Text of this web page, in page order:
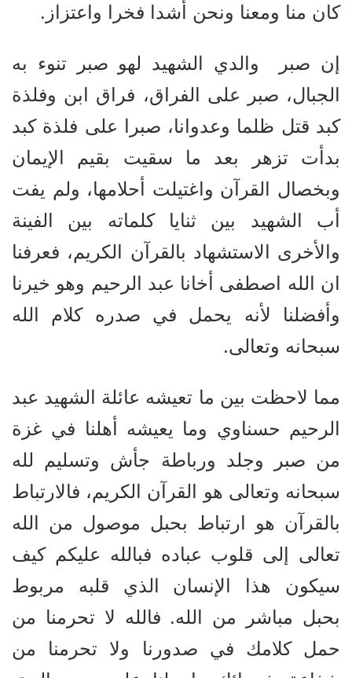
كان منا ومعنا ونحن أشدا فخرا واعتزاز.
إن صبر والدي الشهيد لهو صبر تنوء به
الجبال، صبر على الفراق، فراق ابن وفلذة
كبد قتل ظلما وعدوانا، صبرا على فلذة كبد
بدأت تزهر بعد ما سقيت بقيم الإيمان
وبخصال القرآن واغتيلت أحلامها، ولم يفت
أب الشهيد بين ثنايا كلماته بين الفينة
والأخرى الاستشهاد بالقرآن الكريم، فعرفنا
ان الله اصطفى أخانا عبد الرحيم وهو خيرنا
وأفضلنا لأنه يحمل في صدره كلام الله
سبحانه وتعالى.
مما لاحظت بين ما تعيشه عائلة الشهيد عبد
الرحيم حسناوي وما يعيشه أهلنا في غزة
من صبر وجلد ورباطة جأش وتسليم لله
سبحانه وتعالى هو القرآن الكريم، فالارتباط
بالقرآن هو ارتباط بحبل موصول من الله
تعالى إلى قلوب عباده فبالله عليكم كيف
سيكون هذا الإنسان الذي قلبه مربوط
بحبل مباشر من الله. فالله لا تحرمنا من
حمل كلامك في صدورنا ولا تحرمنا من